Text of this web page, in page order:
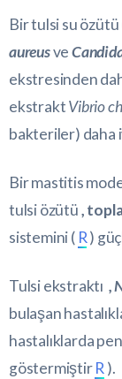
Bir tulsi su özütü
aureusve
ekstresinden
ekstraktVibrio
bakteriler) daha
Bir mastitis
tulsi özütü,
sistemini ( R)
Tulsi ekstraktı ,
bulaşan
hastalıklarda
göstermiştirR ).